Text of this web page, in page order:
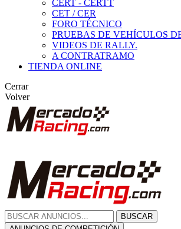
CERT - CERTT
CET / CER
FORO TÉCNICO
PRUEBAS DE VEHÍCULOS
VIDEOS DE RALLY.
A CONTRATRAMO
TIENDA ONLINE
Cerrar
Volver
BUSCAR
ANUNCIOS DE COMPETICIÓN